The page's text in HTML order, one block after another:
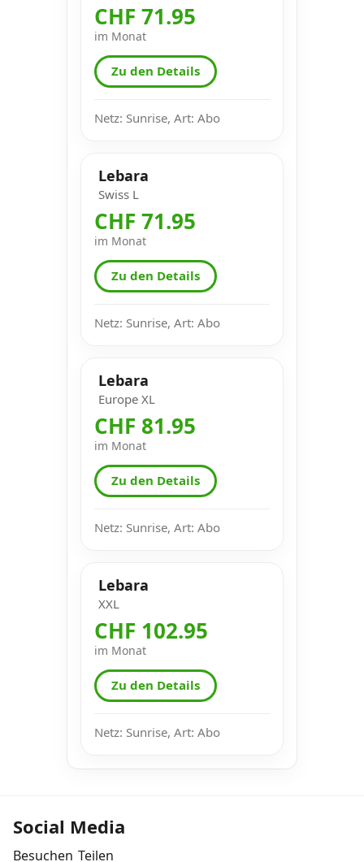
CHF 71.95
im Monat
Zu den Details
Netz: Sunrise, Art: Abo
Lebara
Swiss L
CHF 71.95
im Monat
Zu den Details
Netz: Sunrise, Art: Abo
Lebara
Europe XL
CHF 81.95
im Monat
Zu den Details
Netz: Sunrise, Art: Abo
Lebara
XXL
CHF 102.95
im Monat
Zu den Details
Netz: Sunrise, Art: Abo
Social Media
Besuchen Teilen